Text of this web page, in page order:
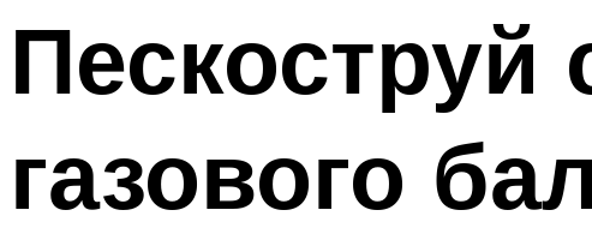
Пескоструй
газового